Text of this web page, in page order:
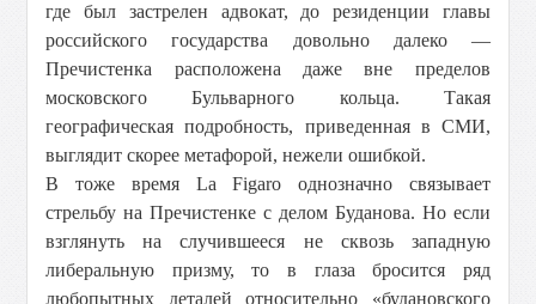
где был застрелен адвокат, до резиденции главы
российского государства довольно далеко —
Пречистенка расположена даже вне пределов
московского Бульварного кольца. Такая
географическая подробность, приведенная в СМИ,
выглядит скорее метафорой, нежели ошибкой.
В тоже время La Figaro однозначно связывает
стрельбу на Пречистенке с делом Буданова. Но если
взглянуть на случившееся не сквозь западную
либеральную призму, то в глаза бросится ряд
любопытных деталей относительно «будановского